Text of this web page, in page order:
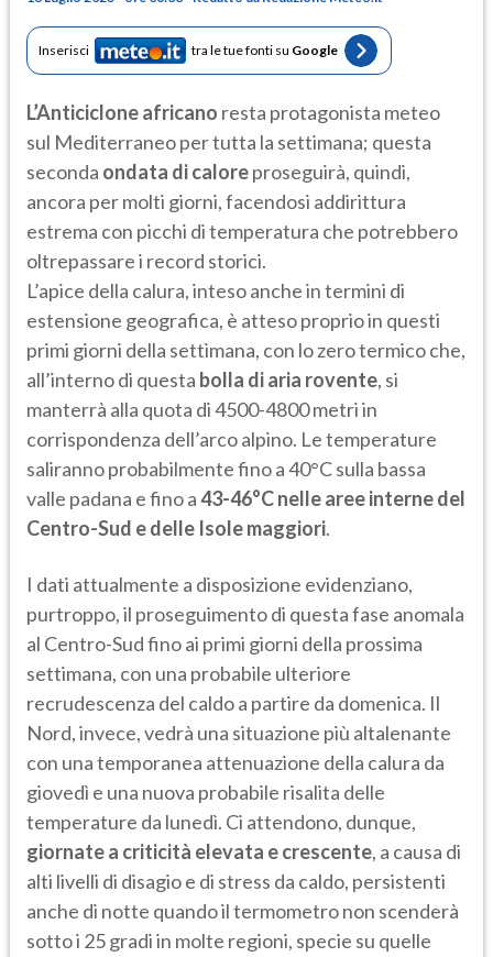
Inserisci tra le tue fonti su Google
L’Anticiclone africano resta protagonista meteo
sul Mediterraneo per tutta la settimana; questa
seconda ondata di caloreproseguirà, quindi,
ancora per molti giorni, facendosi addirittura
estrema con picchi di temperatura che potrebbero
oltrepassare i record storici.
L’apice della calura, inteso anche in termini di
estensione geografica, è atteso proprio in questi
primi giorni della settimana, con lo zero termico che,
all’interno di questa bolla di aria rovente, si
manterrà alla quota di 4500-4800 metri in
corrispondenza dell’arco alpino. Le temperature
saliranno probabilmente fino a 40°C sulla bassa
valle padana e fino a43-46°C nelle aree interne del
Centro-Sud e delle Isole maggiori.
I dati attualmente a disposizione evidenziano,
purtroppo, il proseguimento di questa fase anomala
al Centro-Sud fino ai primi giorni della prossima
settimana, con una probabile ulteriore
recrudescenza del caldo a partire da domenica. Il
Nord, invece, vedrà una situazione più altalenante
con una temporanea attenuazione della calura da
giovedì e una nuova probabile risalita delle
temperature da lunedì. Ci attendono, dunque,
giornate a criticità elevata e crescente, a causa di
alti livelli di disagio e di stress da caldo, persistenti
anche di notte quando il termometro non scenderà
sotto i 25 gradi in molte regioni, specie su quelle